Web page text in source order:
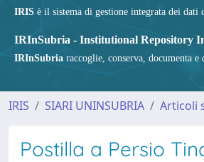
IRIS è il sistema di gestione integrata dei
IRInSubria - Institutional Repository
IRInSubria raccoglie, conserva, documenta
IRIS SIARI UNINSUBRIA Articoli
Postilla a Persio